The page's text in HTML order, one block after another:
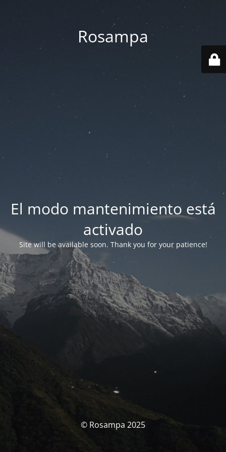
Rosampa
El modo mantenimiento está
activado
Site will be available soon. Thank you for your patience!
© Rosampa 2025